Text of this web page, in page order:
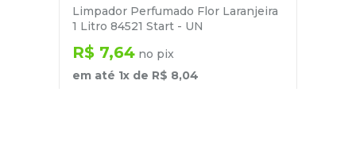
Limpador Perfumado Flor Laranjeira
1 Litro 84521 Start - UN
R$ 7,64 no pix
em até 1x de R$ 8,04